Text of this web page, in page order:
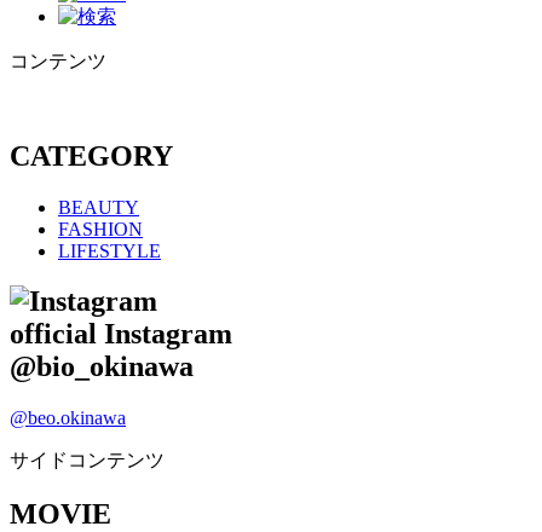
コンテンツ
CATEGORY
BEAUTY
FASHION
LIFESTYLE
official Instagram
@bio_okinawa
@beo.okinawa
サイドコンテンツ
MOVIE